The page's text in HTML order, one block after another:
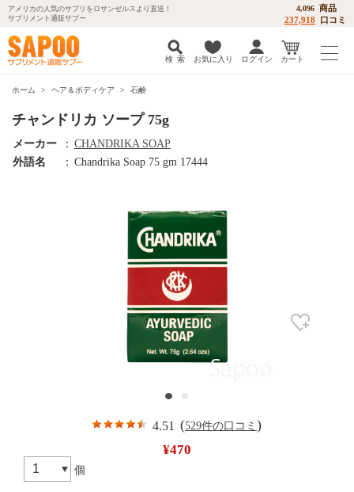
アメリカの人気のサプリをロサンゼルスより直送！
サプリメント通販サプー
4,096 商品
237,918 口コミ
検 索 お気に入り ログイン カート
ホーム ヘア＆ボディケア 石鹸
チャンドリカ ソープ 75g
メーカー ： CHANDRIKA SOAP
外語名
： Chandrika Soap 75 gm 17444
4.51 (529件の口コミ )
¥470
個